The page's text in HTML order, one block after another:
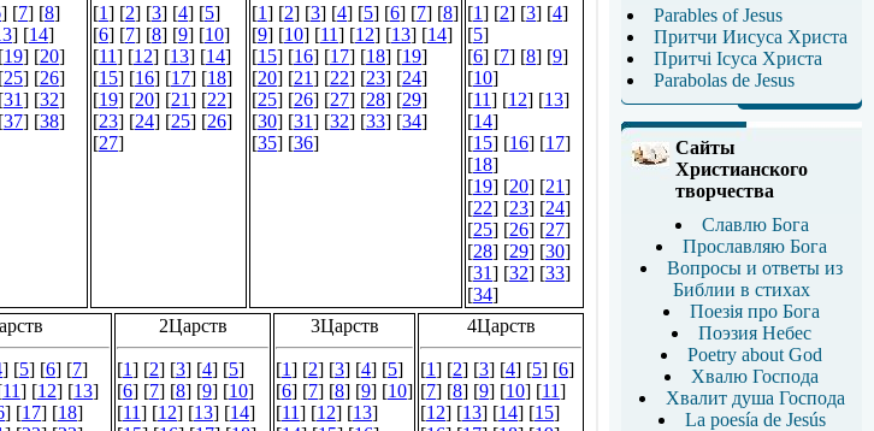
Parables of Jesus
Притчи Иисуса Христа
Притчі Ісуса Христа
Parabolas de Jesus
Сайты
Христианского
творчества
Славлю Бога
Прославляю Бога
Вопросы и ответы из
Библии в стихах
Поезія про Бога
Поэзия Небес
Poetry about God
Хвалю Господа
Хвалит душа Господа
La poesía de Jesús